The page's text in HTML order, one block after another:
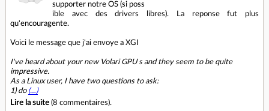
supporter notre OS (si poss
ible avec des drivers libres). La reponse fut plus
qu'encouragente.
Voici le message que j'ai envoye a XGI
I've heard about your new Volari GPU s and they seem to be quite
impressive.
As a Linux user, I have two questions to ask:
1) do (…)
Lire la suite (8 commentaires).